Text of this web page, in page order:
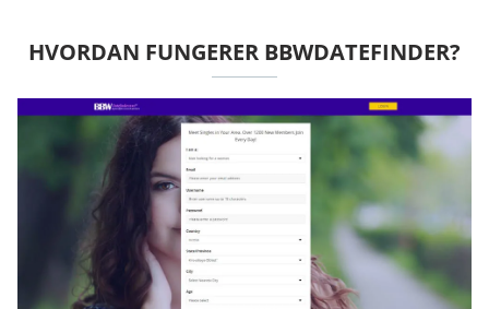
HVORDAN FUNGERER BBWDATEFINDER?